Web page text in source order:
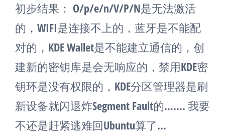
初步结果： O/p/e/n/V/P/N是无法激活
的，WIFI是连接不上的，蓝牙是不能配
对的，KDE Wallet是不能建立通信的，创
建新的密钥库是会无响应的，禁用KDE密
钥环是没有权限的，KDE分区管理器是刷
新设备就闪退炸Segment Fault的……. 我要
不还是赶紧逃难回Ubuntu算了…